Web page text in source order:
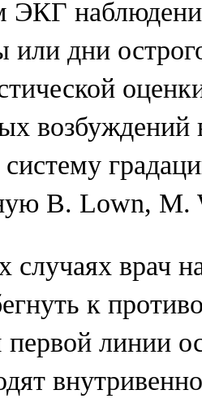
ЭКГ
или дни
возбуждений
В. Lown, M.
случаях врач
к
линии